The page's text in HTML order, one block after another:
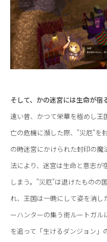
そして、かの迷宮には生命が宿る
遠い昔、かつて栄華を極めし
亡の危機に瀕した際、"災厄"を
の時迷宮にかけられた封印の魔
法により、迷宮は生命と意志が
しまう。"災厄"は退けたものの
れ、王国は一晩にして姿を消し
ーハンターの集う街ルートガ
を追って「生けるダンジョン」